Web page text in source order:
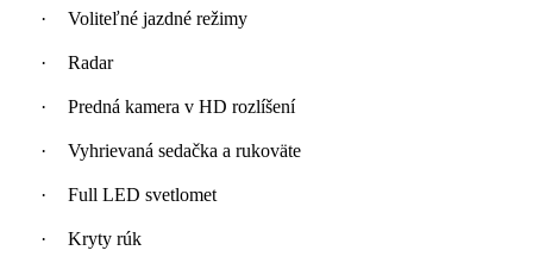
· Voliteľné jazdné režimy
· Radar
· Predná kamera v HD rozlíšení
· Vyhrievaná sedačka a rukoväte
· Full LED svetlomet
· Kryty rúk